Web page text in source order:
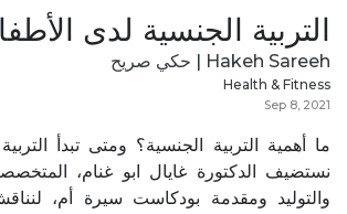
التربية الجنسية لدى
Hakeh Sareeh | حكي صريح
Health & Fitness
Sep 8, 2021
ما أهمية التربية الجنسية؟ ومتى تبدأ
نستضيف الدكتورة غايال ابو غنام،
والتوليد ومقدمة بودكاست سيرة أم،